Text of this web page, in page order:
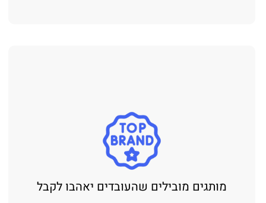
מותגים מובילים שהעובדים יאהבו לקבל